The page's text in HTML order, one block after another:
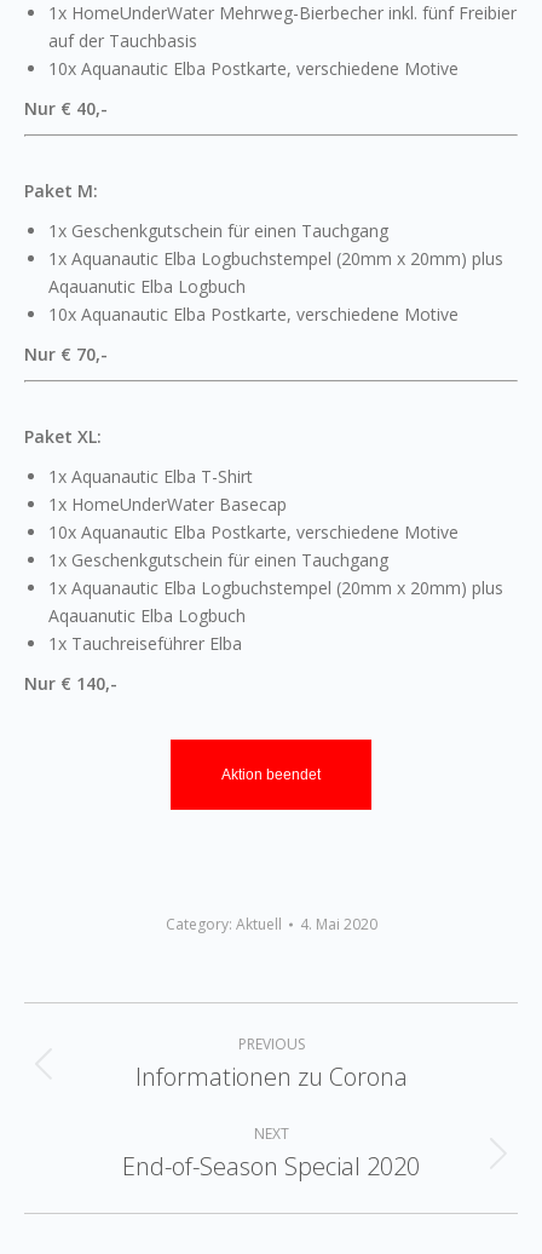
1x HomeUnderWater Mehrweg-Bierbecher inkl. fünf Freibier
auf der Tauchbasis
10x Aquanautic Elba Postkarte, verschiedene Motive
Nur € 40,-
Paket M:
1x Geschenkgutschein für einen Tauchgang
1x Aquanautic Elba Logbuchstempel (20mm x 20mm) plus
Aqauanutic Elba Logbuch
10x Aquanautic Elba Postkarte, verschiedene Motive
Nur € 70,-
Paket XL:
1x Aquanautic Elba T-Shirt
1x HomeUnderWater Basecap
10x Aquanautic Elba Postkarte, verschiedene Motive
1x Geschenkgutschein für einen Tauchgang
1x Aquanautic Elba Logbuchstempel (20mm x 20mm) plus
Aqauanutic Elba Logbuch
1x Tauchreiseführer Elba
Nur € 140,-
Aktion beendet
Category: Aktuell 4. Mai 2020
navigation
PREVIOUS
Previous
Informationen zu Corona
NEXT
Next
End-of-Season Special 2020